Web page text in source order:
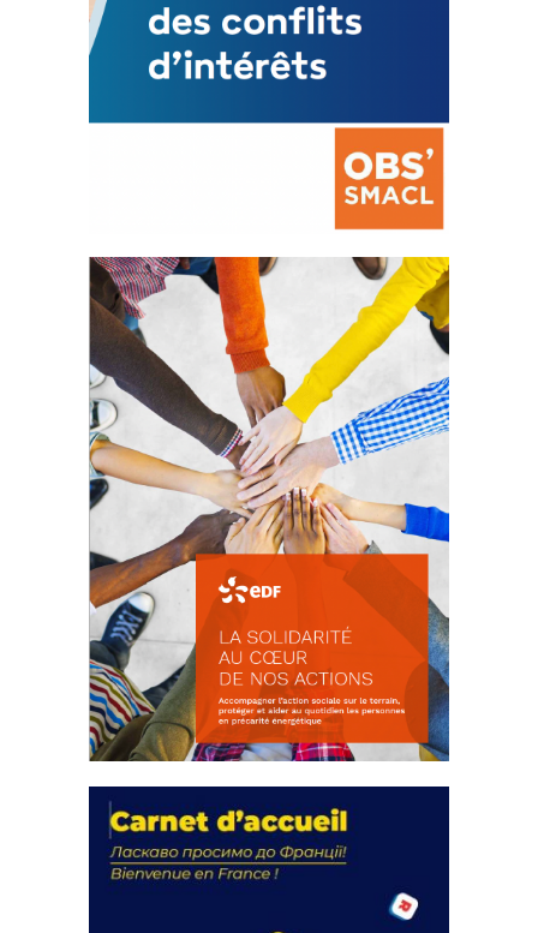
La prévention des conflits
d’intérêts
18 septembre 2023
FEUILLETER
actions
18 septembre 2023
FEUILLETER